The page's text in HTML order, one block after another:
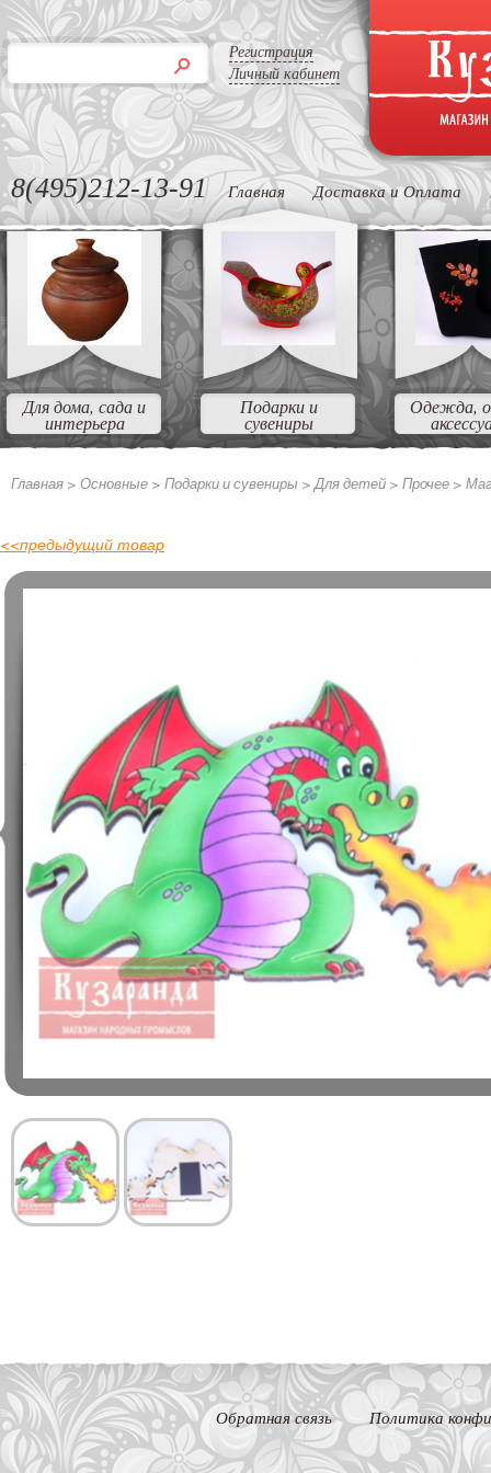
Регистрация
Личный кабинет
8(495)212-13-91 Главная Доставка и Оплата
Для дома, сада и
интерьера
Подарки и
сувениры
Одежда,
Главная > Основные > Подарки и сувениры >Для детей > Прочее >
<<предыдущий товар
Обратная связь Политика